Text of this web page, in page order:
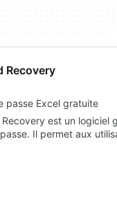
Recovery
passe Excel gratuite
Recovery est un
Il permet aux